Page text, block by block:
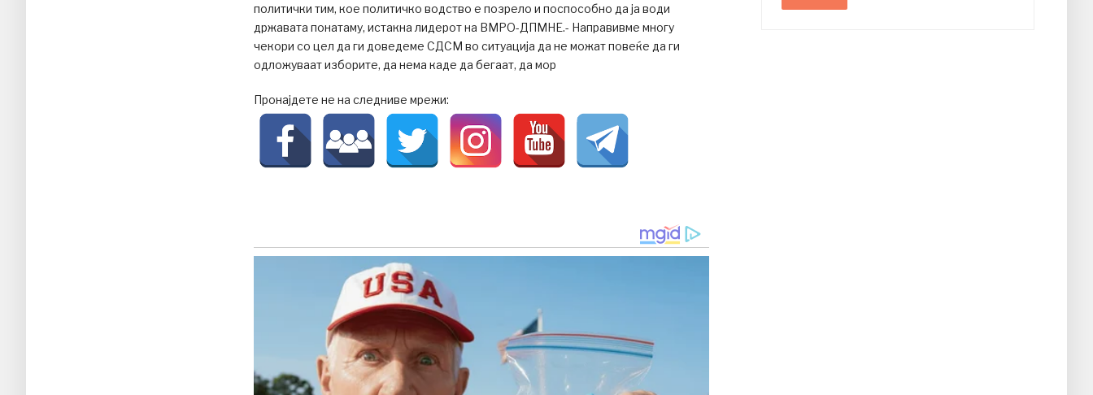
политички тим, кое политичко водство е позрело и поспособно да ја води
државата понатаму, истакна лидерот на ВМРО-ДПМНЕ.- Направивме многу
чекори со цел да ги доведеме СДСМ во ситуација да не можат повеќе да ги
одложуваат изборите, да нема каде да бегаат, да мор
Пронајдете не на следниве мрежи: